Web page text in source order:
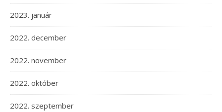
2023. január
2022. december
2022. november
2022. október
2022. szeptember